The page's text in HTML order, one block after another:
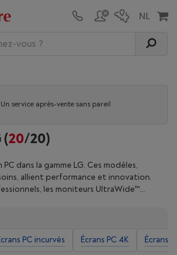
Un service après-vente sans pareil
(20/20)
dans la gamme LG. Ces modèles,
allient performance et innovation.
les moniteurs UltraWide™
et le multitâche. Les gamers
des taux de rafraîchissement rapides et des
LG propose aussi des moniteurs
PC incurvés Écrans PC 4K Écrans